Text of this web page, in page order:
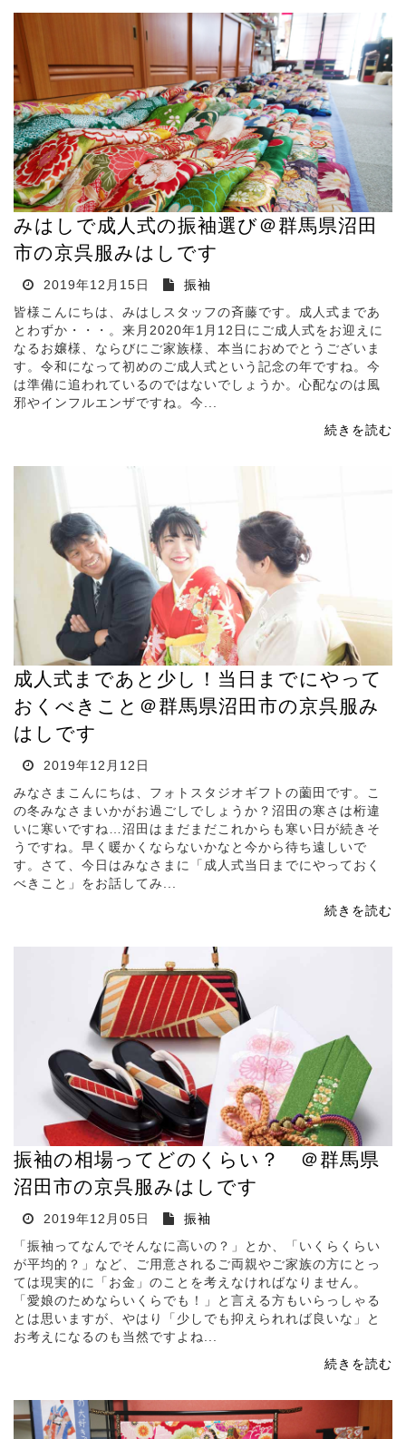
みはしで成人式の振袖選び＠群馬県沼田
市の京呉服みはしです
2019年12月15日
振袖
皆様こんにちは、みはしスタッフの斉藤です。成人式まであ
とわずか・・・。来月2020年1月12日にご成人式をお迎えに
なるお嬢様、ならびにご家族様、本当におめでとうございま
す。令和になって初めのご成人式という記念の年ですね。今
は準備に追われているのではないでしょうか。心配なのは風
邪やインフルエンザですね。今...
続きを読む
成人式まであと少し！当日までにやって
おくべきこと＠群馬県沼田市の京呉服み
はしです
2019年12月12日
みなさまこんにちは、フォトスタジオギフトの薗田です。こ
の冬みなさまいかがお過ごしでしょうか？沼田の寒さは桁違
いに寒いですね…沼田はまだまだこれからも寒い日が続きそ
うですね。早く暖かくならないかなと今から待ち遠しいで
す。さて、今日はみなさまに「成人式当日までにやっておく
べきこと」をお話してみ...
続きを読む
振袖の相場ってどのくらい？ ＠群馬県
沼田市の京呉服みはしです
2019年12月05日
振袖
「振袖ってなんでそんなに高いの？」とか、「いくらくらい
が平均的？」など、ご用意されるご両親やご家族の方にとっ
ては現実的に「お金」のことを考えなければなりません。
「愛娘のためならいくらでも！」と言える方もいらっしゃる
とは思いますが、やはり「少しでも抑えられれば良いな」と
お考えになるのも当然ですよね...
続きを読む